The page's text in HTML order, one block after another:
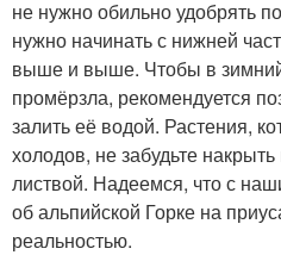
не нужно обильно удобрять
нужно начинать с нижней
выше и выше. Чтобы в
промёрзла, рекомендуется
залить её водой. Растения,
холодов, не забудьте
листвой. Надеемся, что с
об альпийской Горке на
реальностью.